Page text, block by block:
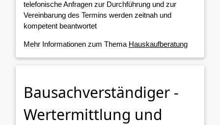
telefonische Anfragen zur Durchführung und zur
Vereinbarung des Termins werden zeitnah und
kompetent beantwortet
Mehr Informationen zum Thema Hauskaufberatung
Bausachverständiger -
Wertermittlung und